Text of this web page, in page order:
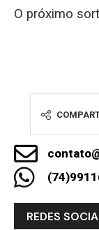
O próximo
REDES